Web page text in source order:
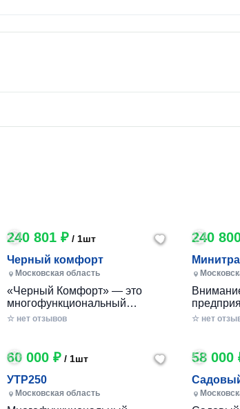
240 801 ₽ / 1шт
Черный комфорт
Московская область
«Черный Комфорт» — это
многофункциональный
колесный минитрактор
круглогодичного ухода за
приусадебными участками,
садами и фермерскими
хозяйствами. Модель сочетает
☆ нет отзывов
240
СМГ-101
(для
☆ нет
60 000 ₽ / 1шт
УТР250
Московская область
58 000